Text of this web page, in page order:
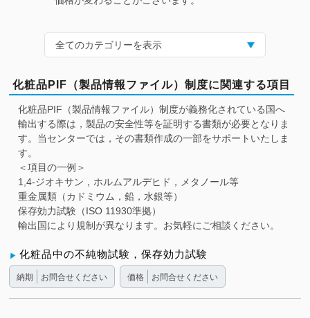
全てのカテゴリーを表示
化粧品PIF（製品情報ファイル）制度に関連する項目
化粧品PIF（製品情報ファイル）制度が義務化されている国へ
輸出する際は，製品の安全性等を証明する書類が必要となりま
す。当センターでは，その書類作成の一部をサポートいたしま
す。
＜項目の一例＞
1,4-ジオキサン，ホルムアルデヒド，メタノール等
重金属類（カドミウム，鉛，水銀等）
保存効力試験（ISO 11930準拠）
輸出国により規制が異なります。お気軽にご相談ください。
化粧品中の不純物試験，保存効力試験
納期 お問合せください 価格 お問合せください